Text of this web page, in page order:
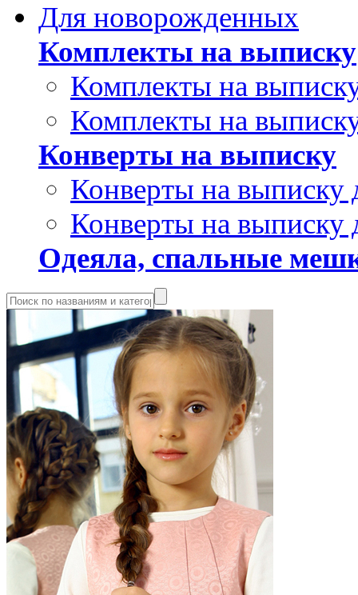
Для новорожденных
Комплекты на выписку
Комплекты на
Комплекты на
Конверты на выписку
Конверты на выписку
Конверты на выписку
Одеяла, спальные